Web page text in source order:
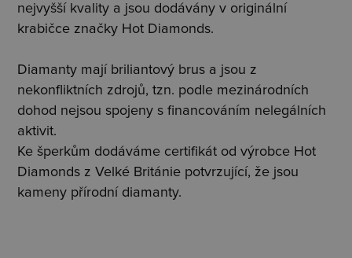
nejvyšší kvality a jsou dodávány v originální
krabičce značky Hot Diamonds.
Diamanty mají briliantový brus a jsou z
nekonfliktních zdrojů, tzn. podle mezinárodních
dohod nejsou spojeny s financováním nelegálních
aktivit.
Ke šperkům dodáváme certifikát od výrobce Hot
Diamonds z Velké Británie potvrzující, že jsou
kameny přírodní diamanty.